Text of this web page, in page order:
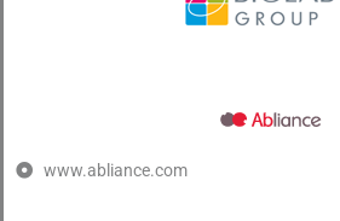
www.abliance.com